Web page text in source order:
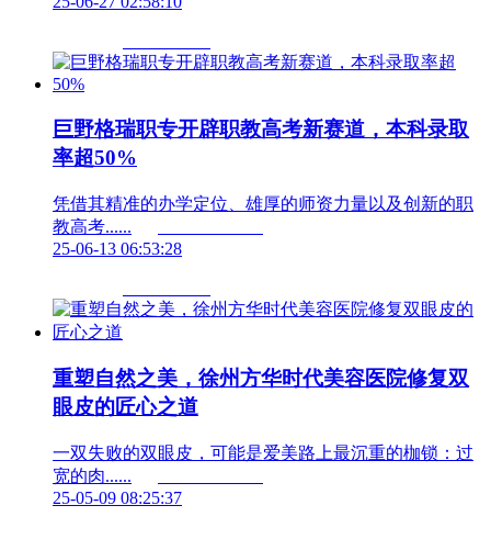
巨野格瑞职专开辟职教高考新赛道，本科录取
率超50%
凭借其精准的办学定位、雄厚的师资力量以及创新的职
25-06-13 06:53:28
重塑自然之美，徐州方华时代美容医院修复双
眼皮的匠心之道
一双失败的双眼皮，可能是爱美路上最沉重的枷锁：过
25-05-09 08:25:37